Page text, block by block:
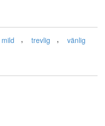
mild , trevlig , vänlig